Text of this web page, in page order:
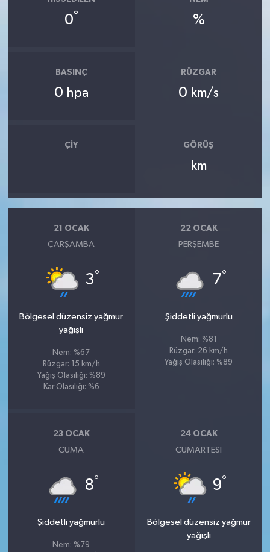
0° %
BASINÇ
0 hpa
RÜZGAR
0 km/s
ÇIY GÖRÜŞ
km
21 OCAK
ÇARŞAMBA
3°
Bölgesel düzensiz yağmur
yağışlı
Nem: %67
Rüzgar: 15 km/h
Yağış Olasılığı: %89
Kar Olasılığı: %6
22 OCAK
PERŞEMBE
7°
Şiddetli yağmurlu
Nem: %81
Rüzgar: 26 km/h
Yağış Olasılığı: %89
23 OCAK
CUMA
8°
Şiddetli yağmurlu
Nem: %79
24 OCAK
CUMARTESI
9°
Bölgesel düzensiz yağmur
yağışlı